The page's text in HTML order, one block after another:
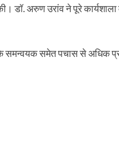
डॉ. अरुण उरांव ने पूरे
समन्वयक समेत पचास से अधिक